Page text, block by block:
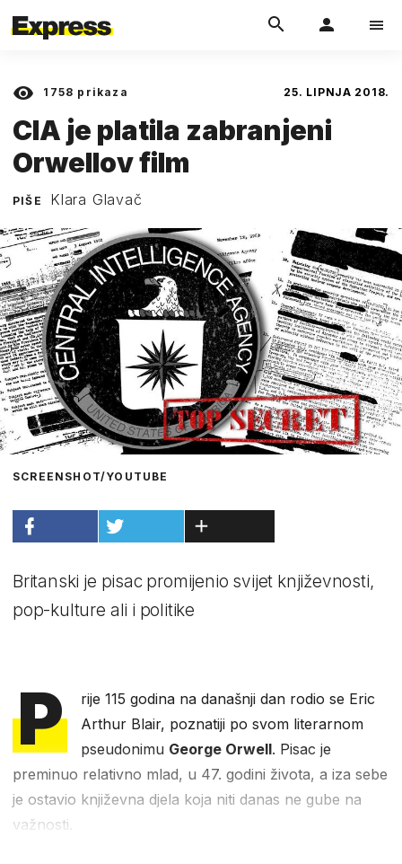
1758 prikaza 25. LIPNJA 2018.
CIA je platila zabranjeni
Orwellov film
PIŠE Klara Glavač
SCREENSHOT/YOUTUBE
Britanski je pisac promijenio svijet književnosti,
pop-kulture ali i politike
P
rije 115 godina na današnji dan rodio se Eric
Arthur Blair, poznatiji po svom literarnom
pseudonimu George Orwell. Pisac je
preminuo relativno mlad, u 47. godini života, a iza sebe
je ostavio književna djela koja niti danas ne gube na
važnosti.